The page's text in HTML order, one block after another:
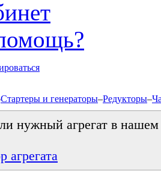
Стартеры и генераторы–Редукторы–
нужный агрегат в нашем
агрегата